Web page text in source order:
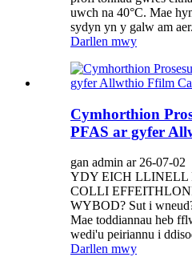
uwch na 40°C. Mae
sydyn yn y galw am
Darllen mwy
Cymhorthion
PFAS ar gyfer
gan admin ar 26-07-02
YDY EICH LLINELL
COLLI
WYBOD? Sut i
Mae toddiannau heb
wedi'u peiriannu i
Darllen mwy